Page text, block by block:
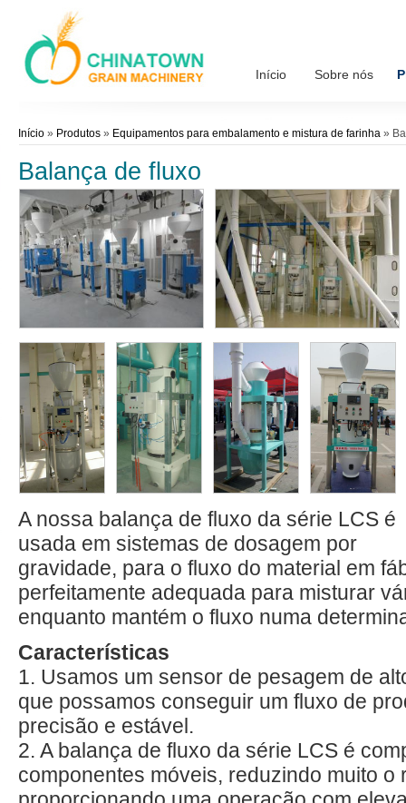
Início Sobre nós
Início » Produtos » Equipamentos para embalamento e mistura de farinha »
Balança de fluxo
A nossa balança de fluxo da série LCS é
usada em sistemas de dosagem por
gravidade, para o fluxo do material em
perfeitamente adequada para misturar
enquanto mantém o fluxo numa
Características
1. Usamos um sensor de pesagem de
que possamos conseguir um fluxo de
precisão e estável.
2. A balança de fluxo da série LCS é
componentes móveis, reduzindo muito o